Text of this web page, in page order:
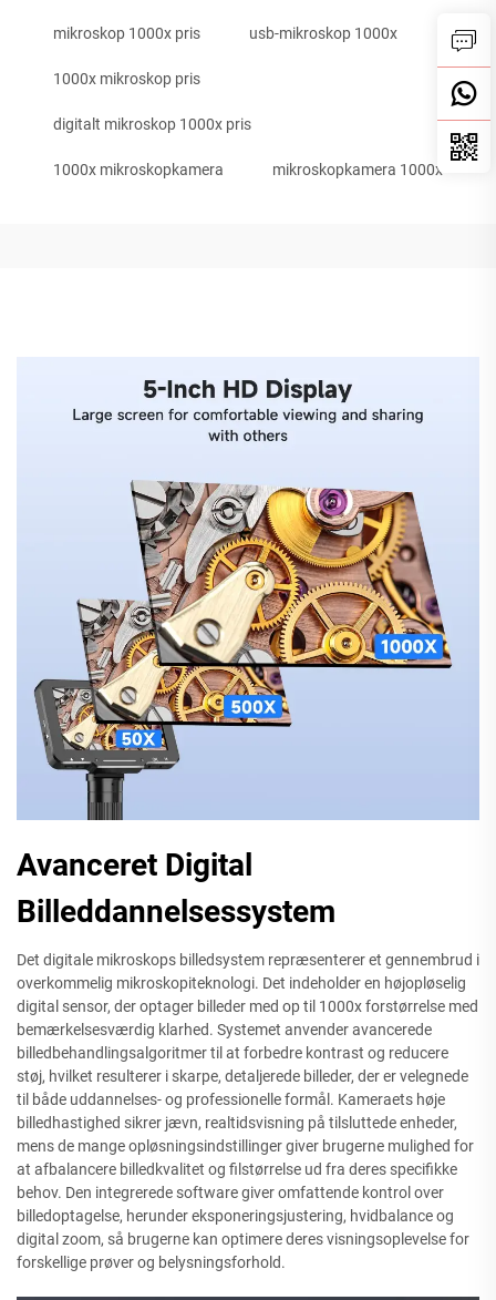
mikroskop 1000x pris usb-mikroskop 1000x
1000x mikroskop pris
digitalt mikroskop 1000x pris
1000x mikroskopkamera mikroskopkamera 1000x
Avanceret Digital
Billeddannelsessystem
Det digitale mikroskops billedsystem repræsenterer et gennembrud i
overkommelig mikroskopiteknologi. Det indeholder en højopløselig
digital sensor, der optager billeder med op til 1000x forstørrelse med
bemærkelsesværdig klarhed. Systemet anvender avancerede
billedbehandlingsalgoritmer til at forbedre kontrast og reducere
støj, hvilket resulterer i skarpe, detaljerede billeder, der er velegnede
til både uddannelses- og professionelle formål. Kameraets høje
billedhastighed sikrer jævn, realtidsvisning på tilsluttede enheder,
mens de mange opløsningsindstillinger giver brugerne mulighed for
at afbalancere billedkvalitet og filstørrelse ud fra deres specifikke
behov. Den integrerede software giver omfattende kontrol over
billedoptagelse, herunder eksponeringsjustering, hvidbalance og
digital zoom, så brugerne kan optimere deres visningsoplevelse for
forskellige prøver og belysningsforhold.